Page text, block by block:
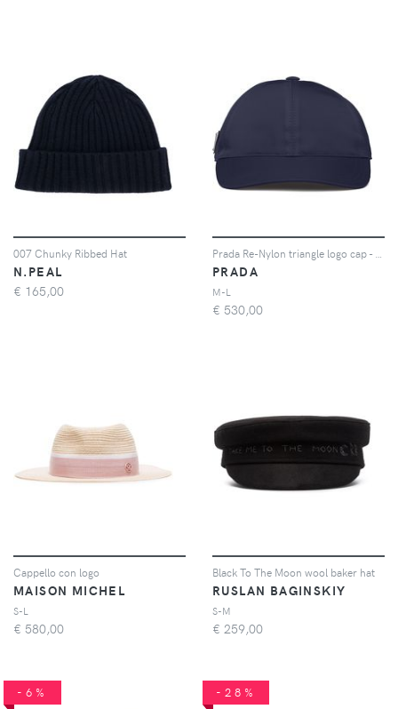
007 Chunky Ribbed Hat
N.PEAL
€ 165,00
PRADA
M-L
€ 530,00
Cappello con logo
MAISON MICHEL
S-L
€ 580,00
Black To The Moon wool baker hat
RUSLAN BAGINSKIY
S-M
€ 259,00
-6% -28%